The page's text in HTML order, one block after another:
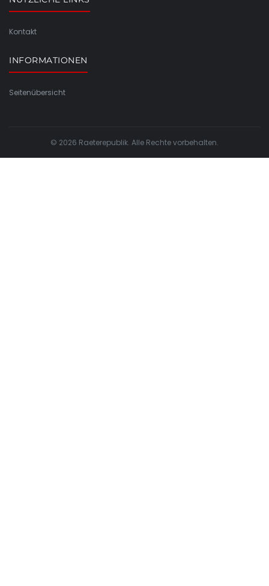
Kontakt
INFORMATIONEN
Seitenübersicht
© 2026 Raeterepublik. Alle Rechte vorbehalten.